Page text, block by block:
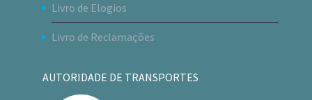
Livro de Elogios
Livro de Reclamações
AUTORIDADE DE TRANSPORTES